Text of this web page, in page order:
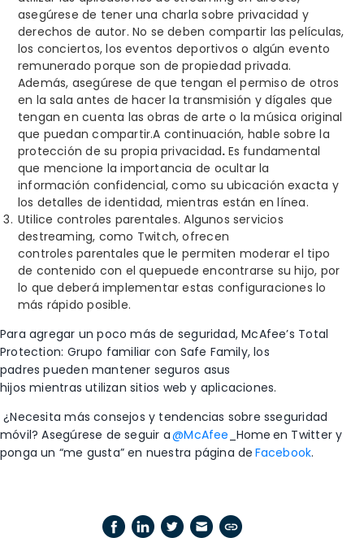
asegúrese de tener una charla sobre privacidad y
derechos de autor. No se deben compartir las películas,
los conciertos, los eventos deportivos o algún evento
remunerado porque son de propiedad privada.
Además, asegúrese de que tengan el permiso de otros
en la sala antes de hacer la transmisión y dígales que
tengan en cuenta las obras de arte o la música original
que puedan compartir.A continuación, hable sobre la
protección de su propia privacidad. Es fundamental
que mencione la importancia de ocultar la
información confidencial, como su ubicación exacta y
los detalles de identidad, mientras están en línea.
Utilice controles parentales. Algunos servicios
destreaming, como Twitch, ofrecen
controlesparentales que le permiten moderar el tipo
de contenido con el quepuede encontrarse su hijo, por
lo que deberá implementar estas configuraciones lo
más rápido posible.
Paraagregar unpoco más de seguridad,McAfee’s Total
Protection: Grupo familiar con Safe Family, los
padrespueden mantener seguros asus
hijosmientras utilizansitios web y aplicaciones.
¿Necesita más consejos y tendencias sobre sseguridad
móvil? Asegúrese de seguir a@McAfee _Home en Twitter y
ponga un “me gusta” en nuestra página de Facebook.